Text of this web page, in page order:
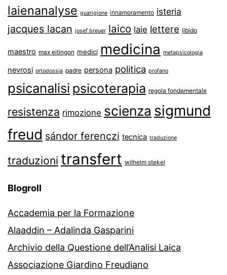
laienanalyse guarigione innamoramento isteria
jacques lacan josef breuer laico laie lettere libido
maestro max eitingon medici medicina metapsicologia
nevrosi ortodossia padre persona politica profano
psicanalisi psicoterapia regola fondamentale
resistenza rimozione scienza sigmund
freud sándor ferenczi tecnica traduzione
traduzioni transfert wilhelm stekel
Blogroll
Accademia per la Formazione
Alaaddin – Adalinda Gasparini
Archivio della Questione dell’Analisi Laica
Associazione Giardino Freudiano